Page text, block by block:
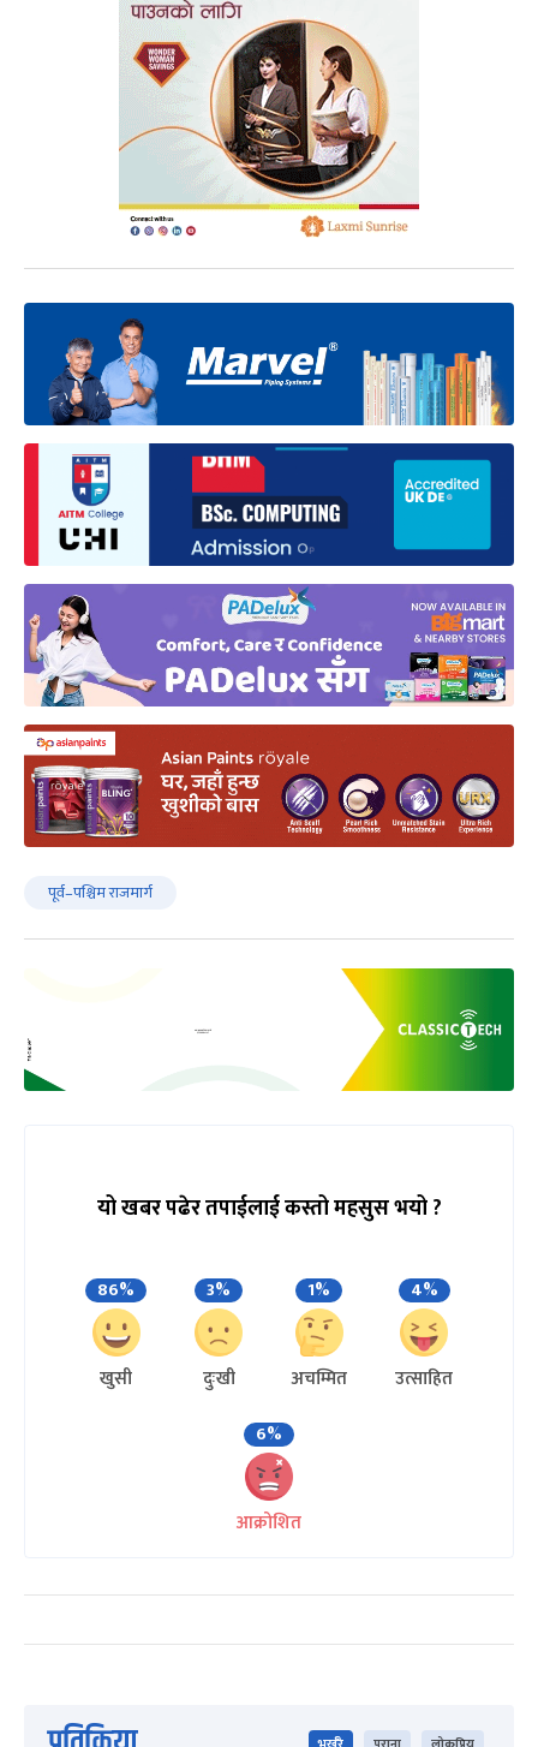
पूर्व–पश्चिम राजमार्ग
यो खबर पढेर तपाईलाई कस्तो महसुस भयो ?
86%
खुसी
3%
दुःखी
1%
अचम्मित
4%
उत्साहित
6%
आक्रोशित